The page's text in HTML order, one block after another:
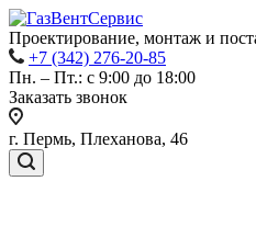
Проектирование, монтаж и
+7 (342) 276-20-85
Пн. – Пт.: с 9:00 до 18:00
Заказать звонок
г. Пермь, Плеханова, 46